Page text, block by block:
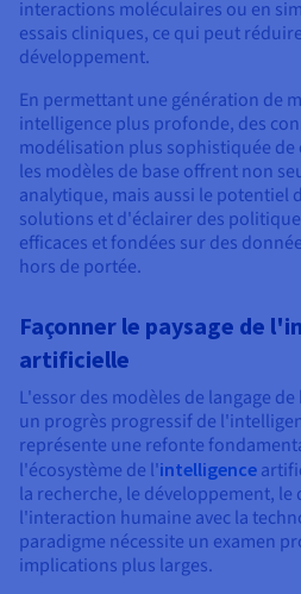
interactions moléculaires ou en
essais cliniques, ce qui peut
développement.
En permettant une génération de
intelligence plus profonde, des
modélisation plus sophistiquée de
les modèles de base offrent non
analytique, mais aussi le potentiel
solutions et d'éclairer des
efficaces et fondées sur des
hors de portée.
Façonner le paysage de
artificielle
L'essor des modèles de langage
un progrès progressif de
représente une refonte
l'écosystème de l'intelligence
la recherche, le développement,
l'interaction humaine avec la
paradigme nécessite un examen
implications plus larges.